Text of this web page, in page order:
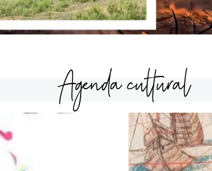
Agenda cultural